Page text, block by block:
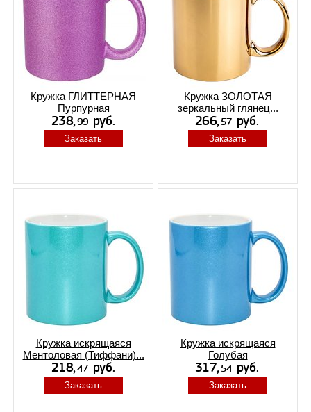
Кружка ГЛИТТЕРНАЯ
Пурпурная
Заказать
Кружка ЗОЛОТАЯ
зеркальный глянец...
Заказать
Кружка искрящаяся
Ментоловая (Тиффани)...
Заказать
Кружка искрящаяся
Голубая
Заказать